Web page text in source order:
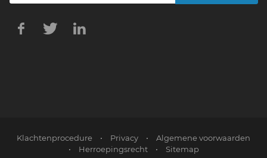
Klachtenprocedure • Privacy •
Algemene voorwaarden
•
Herroepingsrecht • Sitemap